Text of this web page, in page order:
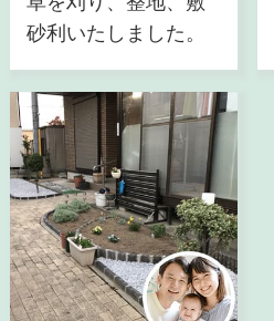
砂利いたしました。